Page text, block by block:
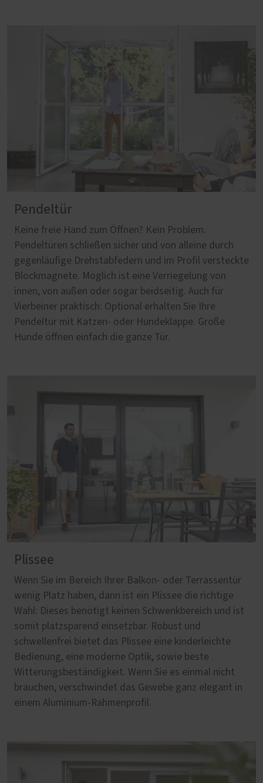
Pendeltür
Keine freie Hand zum Öffnen? Kein Problem.
Pendeltüren schließen sicher und von alleine durch
gegenläufige Drehstabfedern und im Profil versteckte
Blockmagnete. Möglich ist eine Verriegelung von
innen, von außen oder sogar beidseitig. Auch für
Vierbeiner praktisch: Optional erhalten Sie Ihre
Pendeltür mit Katzen- oder Hundeklappe. Große
Hunde öffnen einfach die ganze Tür.
Plissee
Wenn Sie im Bereich Ihrer Balkon- oder Terrassentür
wenig Platz haben, dann ist ein Plissee die richtige
Wahl: Dieses benötigt keinen Schwenkbereich und ist
somit platzsparend einsetzbar. Robust und
schwellenfrei bietet das Plissee eine kinderleichte
Bedienung, eine moderne Optik, sowie beste
Witterungsbeständigkeit. Wenn Sie es einmal nicht
brauchen, verschwindet das Gewebe ganz elegant in
einem Aluminium-Rahmenprofil.